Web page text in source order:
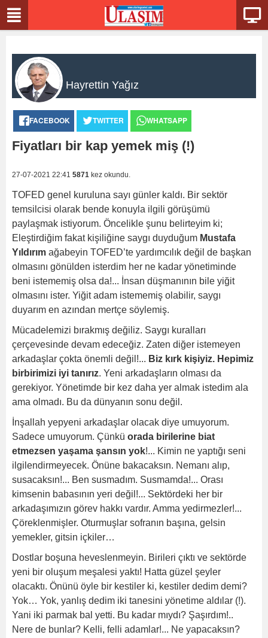
Hayrettin Yağız
FACEBOOK TWITTER WHATSAPP
Fiyatları bir kap yemek miş (!)
27-07-2021 22:41 5871 kez okundu.
TOFED genel kuruluna sayı günler kaldı. Bir sektör
temsilcisi olarak bende konuyla ilgili görüşümü
paylaşmak istiyorum. Öncelikle şunu belirteyim ki;
Eleştirdiğim fakat kişiliğine saygı duyduğum Mustafa
Yıldırım ağabeyin TOFED’te yardımcılık değil de başkan
olmasını gönülden isterdim her ne kadar yönetiminde
beni istememiş olsa da!... İnsan düşmanının bile yiğit
olmasını ister. Yiğit adam istememiş olabilir, saygı
duyarım en azından mertçe söylemiş.
Mücadelemizi bırakmış değiliz. Saygı kuralları
çerçevesinde devam edeceğiz. Zaten diğer istemeyen
arkadaşlar çokta önemli değil!... Biz kırk kişiyiz. Hepimiz
birbirimizi iyi tanırız. Yeni arkadaşların olması da
gerekiyor. Yönetimde bir kez daha yer almak istedim ala
ama olmadı. Bu da dünyanın sonu değil.
İnşallah yepyeni arkadaşlar olacak diye umuyorum.
Sadece umuyorum. Çünkü orada birilerine biat
etmezsen yaşama şansın yok!... Kimin ne yaptığı seni
ilgilendirmeyecek. Önüne bakacaksın. Nemanı alıp,
susacaksın!... Ben susmadım. Susmamda!... Orası
kimsenin babasının yeri değil!... Sektördeki her bir
arkadaşımızın görev hakkı vardır. Amma yedirmezler!...
Çöreklenmişler. Oturmuşlar sofranın başına, gelsin
yemekler, gitsin içkiler…
Dostlar boşuna heveslenmeyin. Birileri çıktı ve sektörde
yeni bir oluşum meşalesi yaktı! Hatta güzel şeyler
olacaktı. Önünü öyle bir kestiler ki, kestiler dedim demi?
Yok… Yok, yanlış dedim iki tanesini yönetime aldılar (!).
Yani iki parmak bal yetti. Bu kadar mıydı? Şaşırdım!..
Nere de bunlar? Kelli, felli adamlar!... Ne yapacaksın?